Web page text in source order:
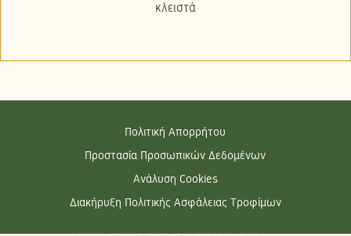
κλειστά
Πολιτική Απορρήτου
Προστασία Προσωπικών Δεδομένων
Ανάλυση Cookies
Διακήρυξη Πολιτικής Ασφάλειας Τροφίμων